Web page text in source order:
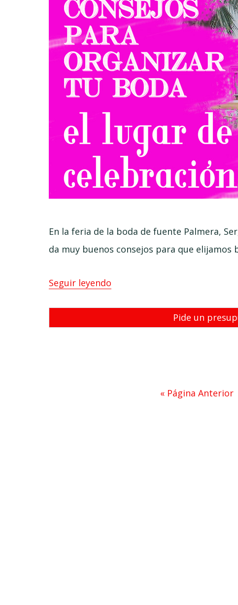
En la feria de la boda de fuente Palmera,
da muy buenos consejos para que elijamos
Seguir leyendo
Pide un
« Página Anterior